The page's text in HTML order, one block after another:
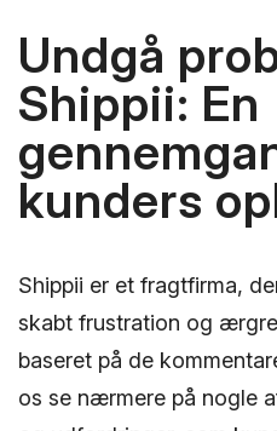
Undgå
Shippii: En
kunders
Shippii er et fragtfirma,
skabt frustration og
baseret på de
os se nærmere på nogle